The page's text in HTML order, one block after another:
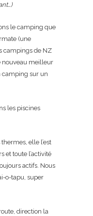
le camping que
(une
campings de NZ
nouveau meilleur
camping sur un
les piscines
elle l’est
et toute l’activité
actifs. Nous
o-tapu, super
direction la